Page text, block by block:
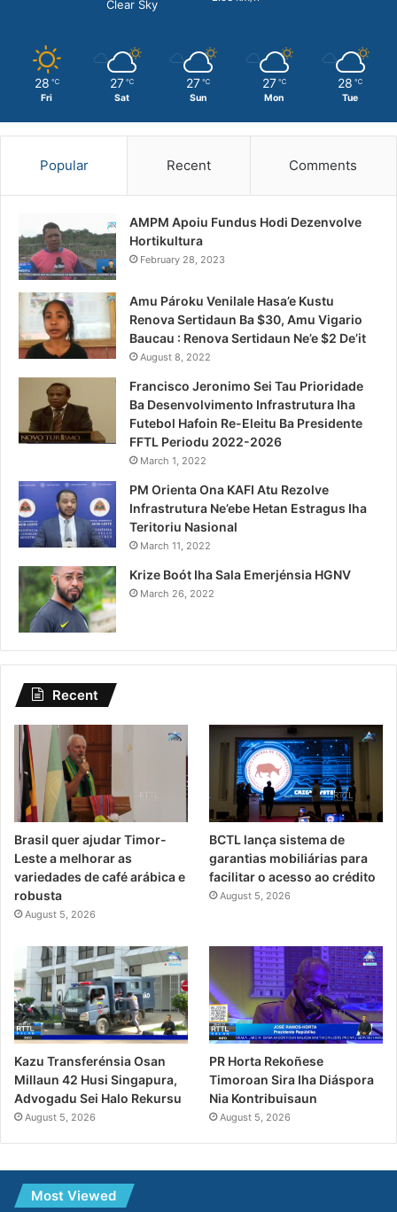
Clear Sky
28 ℃
Fri
27 ℃
Sat
27 ℃
Sun
27 ℃
Mon
28 ℃
Tue
Popular Recent Comments
AMPM Apoiu Fundus Hodi Dezenvolve
Hortikultura
February 28, 2023
Amu Pároku Venilale Hasa’e Kustu
Renova Sertidaun Ba $30, Amu Vigario
Baucau : Renova Sertidaun Ne’e $2 De’it
August 8, 2022
Francisco Jeronimo Sei Tau Prioridade
Ba Desenvolvimento Infrastrutura Iha
Futebol Hafoin Re-Eleitu Ba Presidente
FFTL Periodu 2022-2026
March 1, 2022
PM Orienta Ona KAFI Atu Rezolve
Infrastrutura Ne’ebe Hetan Estragus Iha
Teritoriu Nasional
March 11, 2022
Krize Boót Iha Sala Emerjénsia HGNV
March 26, 2022
Recent
Brasil quer ajudar Timor-
Leste a melhorar as
variedades de café arábica e
robusta
August 5, 2026
BCTL lança sistema de
garantias mobiliárias para
facilitar o acesso ao crédito
August 5, 2026
Kazu Transferénsia Osan
Millaun 42 Husi Singapura,
Advogadu Sei Halo Rekursu
August 5, 2026
PR Horta Rekoñese
Timoroan Sira Iha Diáspora
Nia Kontribuisaun
August 5, 2026
Most Viewed